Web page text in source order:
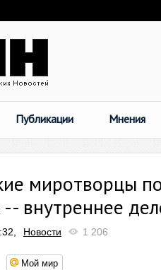
Публикации Мнения
миротворцы
внутреннее
Новости 1 206
Мой мир